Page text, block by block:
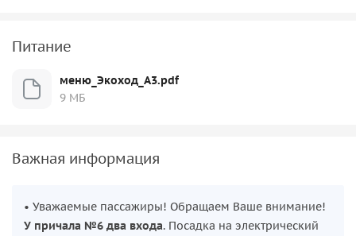
Питание
меню_Экоход_А3.pdf
9 МБ
Важная информация
• Уважаемые пассажиры! Обращаем Ваше внимание!
У причала №6 два входа. Посадка на электрический